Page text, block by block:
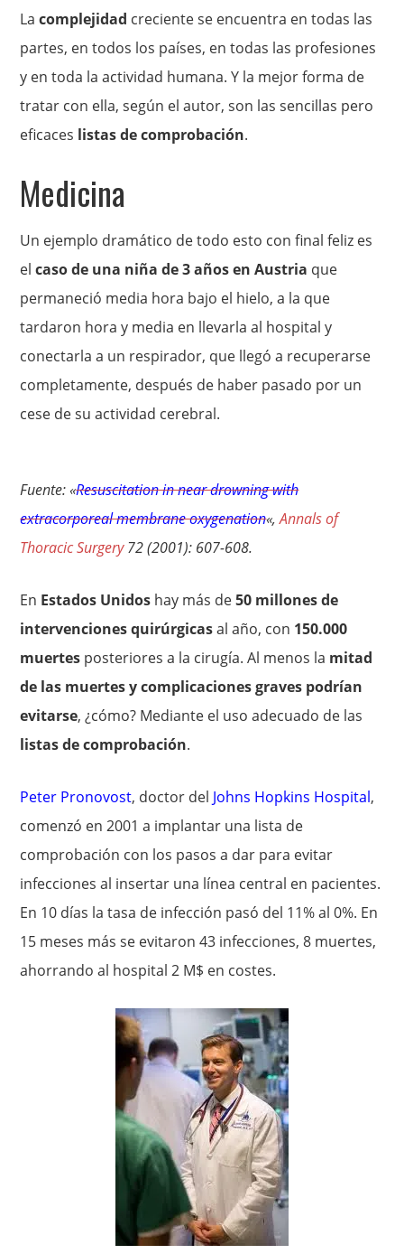
Lacomplejidad creciente se encuentra en todas las
partes, en todos los países, en todas las profesiones
y en toda la actividad humana. Y la mejor forma de
tratar con ella, según el autor, son las sencillas pero
eficaces listas de comprobación.
Medicina
Un ejemplo dramático de todo esto con final feliz es
el caso de una niña de 3 años en Austria que
permaneció media hora bajo el hielo, a la que
tardaron hora y media en llevarla al hospital y
conectarla a un respirador, que llegó a recuperarse
completamente, después de haber pasado por un
cese de su actividad cerebral.
Fuente: «Resuscitation in near drowning with
extracorporeal membrane oxygenation«,Annals of
Thoracic Surgery72 (2001): 607-608.
En Estados Unidos hay más de50 millones de
intervenciones quirúrgicasal año, con 150.000
muertes posteriores a la cirugía. Al menos la mitad
de las muertes y complicaciones graves podrían
evitarse, ¿cómo? Mediante el uso adecuado de las
listas de comprobación.
Peter Pronovost, doctor del Johns Hopkins Hospital,
comenzó en 2001 a implantar una lista de
comprobación con los pasos a dar para evitar
infecciones al insertar una línea central en pacientes.
En 10 días la tasa de infección pasó del 11% al 0%. En
15 meses más se evitaron 43 infecciones, 8 muertes,
ahorrando al hospital 2 M$ en costes.